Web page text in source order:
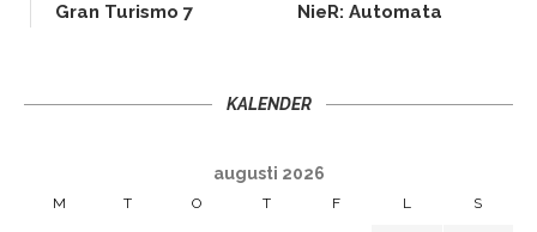
Gran Turismo 7 NieR: Automata
KALENDER
augusti 2026
M T O T F L S